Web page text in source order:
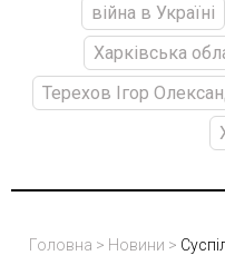
війна в Україні
Харківська
Терехов Ігор
Головна > Новини >